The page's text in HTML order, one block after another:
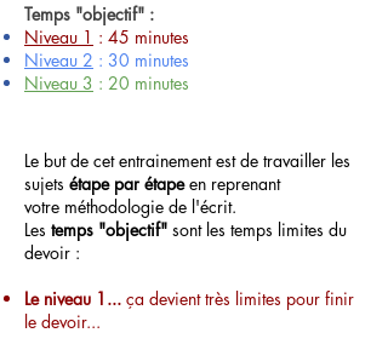
Temps "objectif" :
Niveau 1 : 45 minutes
Niveau 2 : 30 minutes
Niveau 3 : 20 minutes
Le but de cet entrainement est de travailler les
sujets étape par étapeen reprenant
votre méthodologie de l'écrit.
Les temps "objectif" sont les temps limites du
devoir :
Le niveau 1... ça devient très limites pour finir
le devoir...